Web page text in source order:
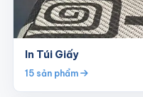
In Túi Giấy
15 sản phẩm